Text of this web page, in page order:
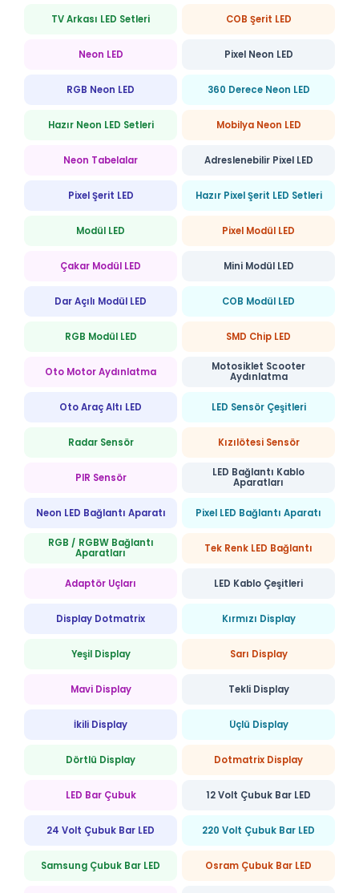
TV Arkası LED Setleri COB Şerit LED
Neon LED Pixel Neon LED
RGB Neon LED 360 Derece Neon LED
Hazır Neon LED Setleri Mobilya Neon LED
Neon Tabelalar Adreslenebilir Pixel LED
Pixel Şerit LED Hazır Pixel Şerit LED Setleri
Modül LED Pixel Modül LED
Çakar Modül LED Mini Modül LED
Dar Açılı Modül LED COB Modül LED
RGB Modül LED SMD Chip LED
Oto Motor Aydınlatma
Motosiklet Scooter
Aydınlatma
Oto Araç Altı LED LED Sensör Çeşitleri
Radar Sensör Kızılötesi Sensör
PIR Sensör
LED Bağlantı Kablo
Aparatları
Neon LED Bağlantı Aparatı Pixel LED Bağlantı Aparatı
RGB / RGBW Bağlantı
Aparatları
Tek Renk LED Bağlantı
Adaptör Uçları LED Kablo Çeşitleri
Display Dotmatrix Kırmızı Display
Yeşil Display Sarı Display
Mavi Display Tekli Display
İkili Display Üçlü Display
Dörtlü Display Dotmatrix Display
LED Bar Çubuk 12 Volt Çubuk Bar LED
24 Volt Çubuk Bar LED 220 Volt Çubuk Bar LED
Samsung Çubuk Bar LED Osram Çubuk Bar LED